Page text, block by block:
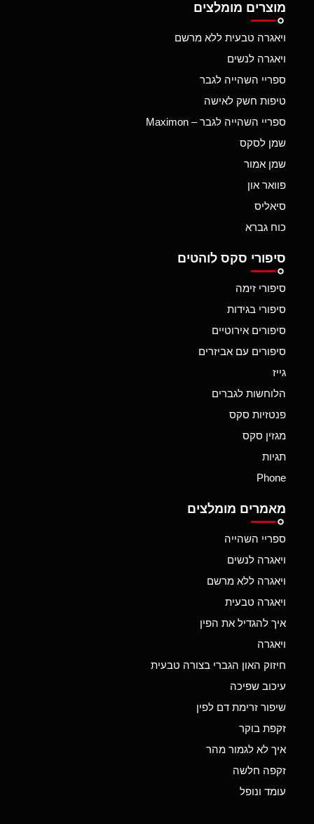
מוצרים מומלצים
ויאגרה טבעית ללא מרשם
ויאגרה לנשים
ספריי השהייה לגבר
טיפות חשק לאישה
ספריי השהייה לגבר – Maximon
שמן לסקס
שמן אמור
פוואר און
סיאליס
כוח גברא
סיפורי סקס לוהטים
סיפורי זימה
סיפורי בגידות
סיפורים אירוטיים
סיפורים עם אביזרים
גייז
הלוחשות לגברים
פנטזיות סקס
מגזין סקס
תגיות
Phone
מאמרים מומלצים
ספריי השהייה
ויאגרה לנשים
ויאגרה ללא מרשם
ויאגרה טבעית
איך להגדיל את הפין
ויאגרה
חיזוק האון הגברי בצורה טבעית
עיכוב שפיכה
שיפור זרימת דם לפין
זקפת בוקר
איך לא לגמור מהר
זקפה חלשה
עומד ונופל